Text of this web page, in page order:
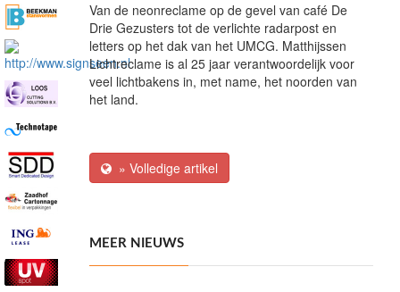
Van de neonreclame op de gevel van café De
Drie Gezusters tot de verlichte radarpost en
letters op het dak van het UMCG. Matthijssen
Lichtreclame is al 25 jaar verantwoordelijk voor
veel lichtbakens in, met name, het noorden van
het land.
» Volledige artikel
MEER NIEUWS